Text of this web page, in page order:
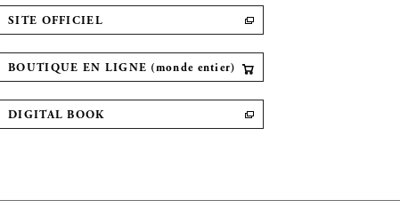
SITE OFFICIEL
BOUTIQUE EN LIGNE (monde entier)
DIGITAL BOOK